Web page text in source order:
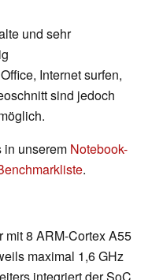
und sehr
Internet surfen,
sind jedoch
in unserem Notebook-
.
mit 8 ARM-Cortex A55
maximal 1,6 GHz